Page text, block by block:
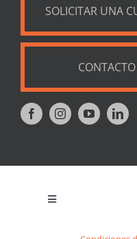
SOLICITAR UNA
CONTACTO
Toggle